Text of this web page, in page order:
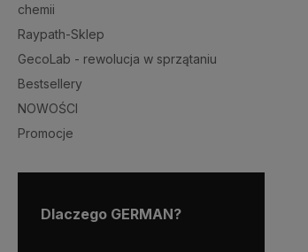
chemii
Raypath-Sklep
GecoLab - rewolucja w sprzątaniu
Bestsellery
NOWOŚCI
Promocje
Dlaczego GERMAN?